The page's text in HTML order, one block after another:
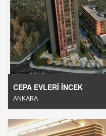
CEPA EVLERİ İNCEK
ANKARA